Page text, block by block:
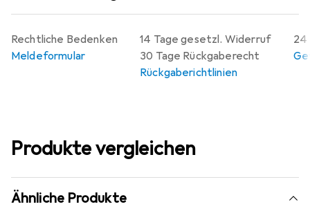
14 Tage gesetzl. Widerruf
30 Tage Rückgaberecht
Rückgaberichtlinien
24
Rechtliche Bedenken
Meldeformular
Produkte vergleichen
Ähnliche Produkte